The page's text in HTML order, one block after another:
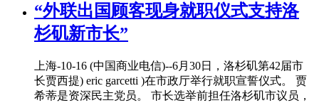
“外联出国顾客现身就职仪式支持洛
杉矶新市长”
上海-10-16 (中国商业电信)--6月30日，洛杉矶第42届市
长贾西提) eric garcetti )在市政厅举行就职宣誓仪式。 贾
希蒂是资深民主党员。 市长选举前担任洛杉矶市议员，